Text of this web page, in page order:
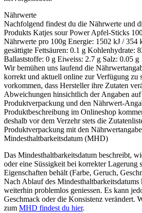
Nährwerte
Nachfolgend findest du die Nährwerte und
Produkts Katjes sour Power Apfel-Sticks
Nährwerte pro 100g Energie: 1502 kJ / 354
gesättigte Fettsäuren: 0.1 g Kohlenhydrate:
Ballaststoffe: 0 g Eiweiss: 2.7 g Salz: 0.05 g
Wir bemühen uns laufend die
korrekt und aktuell online zur Verfügung zu
vorkommen, dass Hersteller ihre Zutaten
Abweichungen hinsichtlich der Angaben
Produktverpackung und den Nährwert-
Produktbeschreibung im Onlineshop
deshalb vor dem Verzehr stets die
Produktverpackung mit den
Mindesthaltbarkeitsdatum (MHD)
Das Mindesthaltbarkeitsdatum beschreibt,
oder eine Süssigkeit bei korrekter Lagerung
Eigenschaften behält (Farbe, Geruch,
Nach Ablauf des Mindesthaltbarkeitsdatums
weiterhin problemlos geniessen. Es kann
Geschmack oder die Konsistenz verändert.
zum MHD findest du hier.